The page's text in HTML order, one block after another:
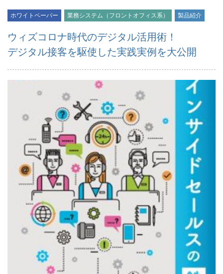
ホワイトペーパー 業務システム（フロントオフィス系） 製品紹介
ウィズコロナ時代のデジタル活用術！
デジタル接客を駆使した実践実例を大公開